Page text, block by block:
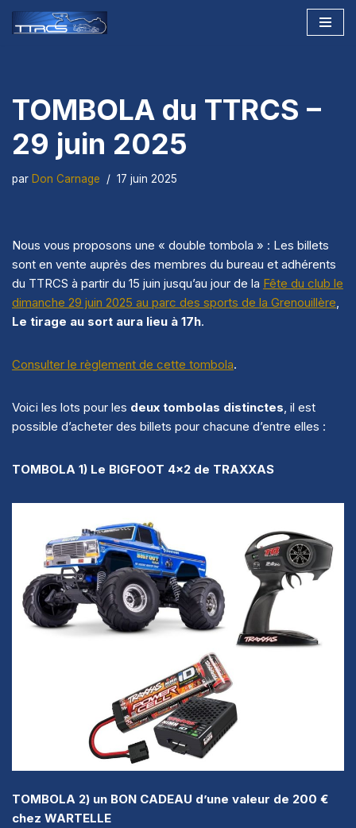
TOMBOLA du TTRCS –
29 juin 2025
par Don Carnage 17 juin 2025
Nous vous proposons une « double tombola » : Les billets
sont en vente auprès des membres du bureau et adhérents
du TTRCS à partir du 15 juin jusqu’au jour de la Fête du club le
dimanche 29 juin 2025 au parc des sports de la Grenouillère
Le tirage au sort aura lieu à 17h.
Consulter le règlement de cette tombola.
Voici les lots pour les deux tombolas distinctes , il est
possible d’acheter des billets pour chacune d’entre elles :
TOMBOLA 1) Le BIGFOOT 4×2 de TRAXXAS
TOMBOLA 2) un BON CADEAU d’une valeur de 200 €
chez WARTELLE